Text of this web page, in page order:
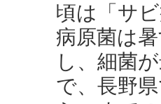
頃は「サ
病原菌は
し、細菌
で、長野